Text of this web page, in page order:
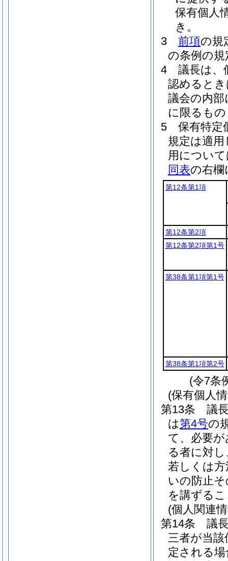
保有個人
き。
3
前項の規
の条例の
4
議長は、
認めると
議会の内
に限るも
5
保有特定
規定は適
用につい
同表の右欄
第12条第1項
第12条第2項
第12条第2項第1号
第38条第1項第1号
第38条第1項第2号
(令7条
(保有個人
第13条
議
は第4号の
て、必要
る者に対
若しくは
いの防止
を講ずる
(個人関連
第14条
議
三者が当
定される